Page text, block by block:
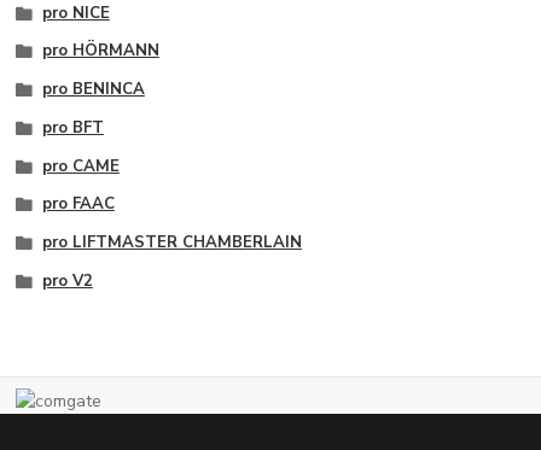
pro NICE
pro HÖRMANN
pro BENINCA
pro BFT
pro CAME
pro FAAC
pro LIFTMASTER CHAMBERLAIN
pro V2